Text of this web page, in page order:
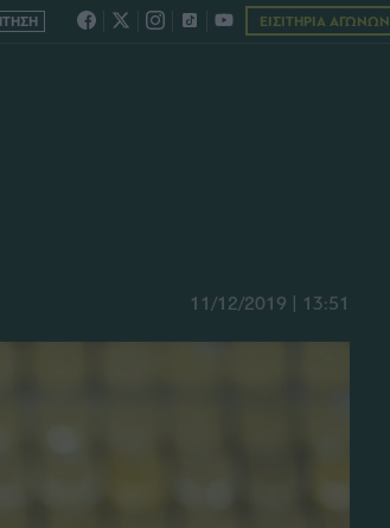
ΕΙΣΙΤΗΡΙΑ ΑΓΩΝΩΝ
11/12/2019 | 13:51